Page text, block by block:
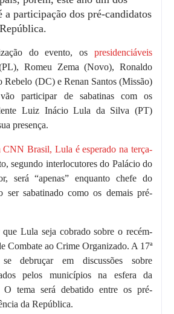
a participação dos pré-candidatos
.
do evento, os presidenciáveis
Romeu Zema (Novo),Ronaldo
Rebelo (DC) e Renan Santos(Missão)
participar de sabatinas com os
Luiz Inácio Lula da Silva (PT)
presença.
CNN Brasil, Lula é esperado na terça-
segundo interlocutores do Palácio do
será “apenas” enquanto chefe do
ser sabatinado como os demais pré-
Lula seja cobrado sobre o recém-
Combate ao Crime Organizado. A 17ª
debruçar em discussões sobre
pelos municípios na esfera da
O tema será debatido entre os pré-
da República.